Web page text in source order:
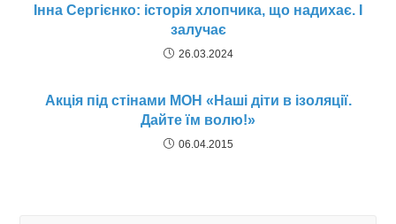
Інна Сергієнко: історія хлопчика, що надихає. І
залучає
26.03.2024
Акція під стінами МОН «Наші діти в ізоляції.
Дайте їм волю!»
06.04.2015